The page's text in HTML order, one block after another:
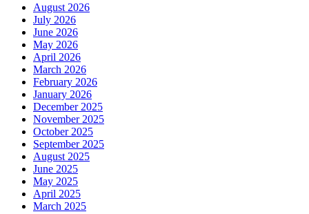
August 2026
July 2026
June 2026
May 2026
April 2026
March 2026
February 2026
January 2026
December 2025
November 2025
October 2025
September 2025
August 2025
June 2025
May 2025
April 2025
March 2025